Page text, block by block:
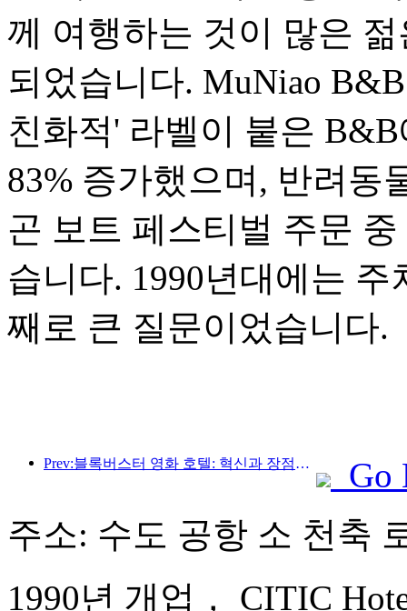
께 여행하는 것이 많은
되었습니다. MuNiao
친화적' 라벨이 붙은
83% 증가했으며, 반려동
곤 보트 페스티벌 주문
습니다. 1990년대에는
째로 큰 질문이었습니다.
Prev:블록버스터 영화 호텔: 혁신과 장점의 조화
Go
주소: 수도 공항 소 천축
1990년 개업， CITIC